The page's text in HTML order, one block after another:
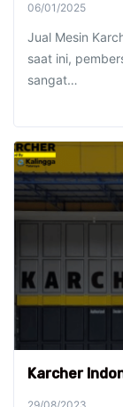
06/01/2025
Jual Mesin
saat ini,
sangat…
Karcher